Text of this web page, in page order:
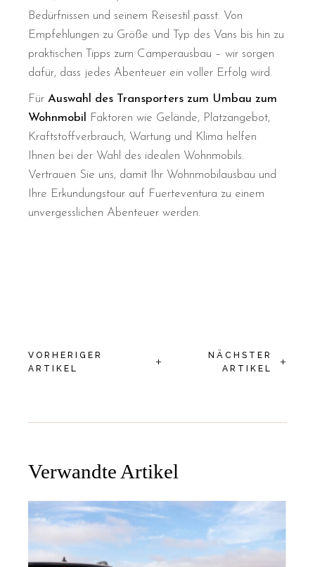
Bedürfnissen und seinem Reisestil passt. Von
Empfehlungen zu Größe und Typ des Vans bis hin zu
praktischen Tipps zum Camperausbau – wir sorgen
dafür, dass jedes Abenteuer ein voller Erfolg wird.
FürAuswahl des Transporters zum Umbau zum
Wohnmobil
Faktoren wie Gelände, Platzangebot,
Kraftstoffverbrauch, Wartung und Klima helfen
Ihnen bei der Wahl des idealen Wohnmobils.
Vertrauen Sie uns, damit Ihr Wohnmobilausbau und
Ihre Erkundungstour auf Fuerteventura zu einem
unvergesslichen Abenteuer werden.
VORHERIGER
ARTIKEL
+
NÄCHSTER
ARTIKEL
+
Verwandte Artikel